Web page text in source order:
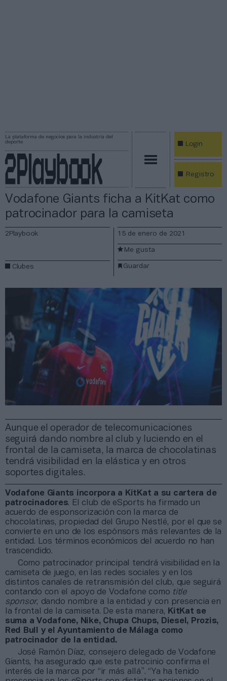
La plataforma de negocios para la industria del
deporte
Login
Registro
Vodafone Giants ficha a KitKat como
patrocinador para la camiseta
Aunque el operador de telecomunicaciones
seguirá dando nombre al club y luciendo en el
frontal de la camiseta, la marca de chocolatinas
tendrá visibilidad en la elástica y en otros
soportes digitales.
2Playbook
Clubes
15 de enero de 2021
Guardar
Me gusta
Vodafone Giants incorpora a KitKat a su cartera de
patrocinadores. El club de eSports ha firmado un
acuerdo de esponsorización con la marca de
chocolatinas, propiedad del Grupo Nestlé, por el que se
convierte en uno de los espónsors más relevantes de la
entidad. Los términos económicos del acuerdo no han
trascendido.
Como patrocinador principal tendrá visibilidad en la
camiseta de juego, en las redes sociales y en los
distintos canales de retransmisión del club, que seguirá
contando con el apoyo de Vodafone como title
sponsor, dando nombre a la entidad y con presencia en
la frontal de la camiseta. De esta manera, KitKat se
suma a Vodafone, Nike, Chupa Chups, Diesel, Prozis,
Red Bull y el Ayuntamiento de Málaga como
patrocinador de la entidad.
José Ramón Díaz, consejero delegado de Vodafone
Giants, ha asegurado que este patrocinio confirma el
interés de la marca por “ir más allá”. “Ya ha tenido